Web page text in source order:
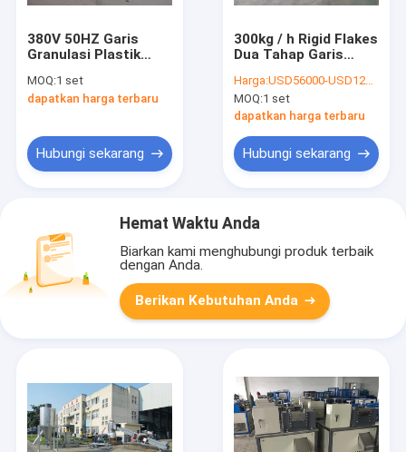
380V 50HZ Garis
Granulasi Plastik
MOQ:1 set
dapatkan harga terbaru
Hubungi sekarang
300kg / h Rigid Flakes
Dua Tahap Garis
Harga:USD56000-USD122000 per set
MOQ:1 set
dapatkan harga terbaru
Hubungi sekarang
Hemat Waktu Anda
Biarkan kami menghubungi produk terbaik
dengan Anda.
Berikan Kebutuhan Anda